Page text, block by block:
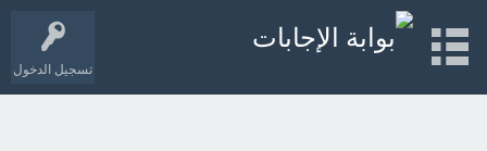
تسجيل الدخول